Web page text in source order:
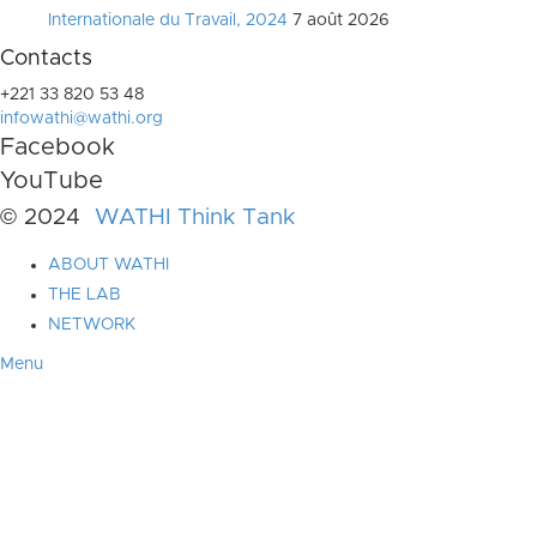
Internationale du Travail, 2024 7 août 2026
Contacts
+221 33 820 53 48
infowathi@wathi.org
Facebook
YouTube
© 2024 WATHI Think Tank
ABOUT WATHI
THE LAB
NETWORK
Menu